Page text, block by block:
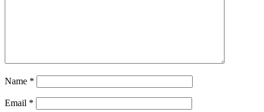
Name *
Email *